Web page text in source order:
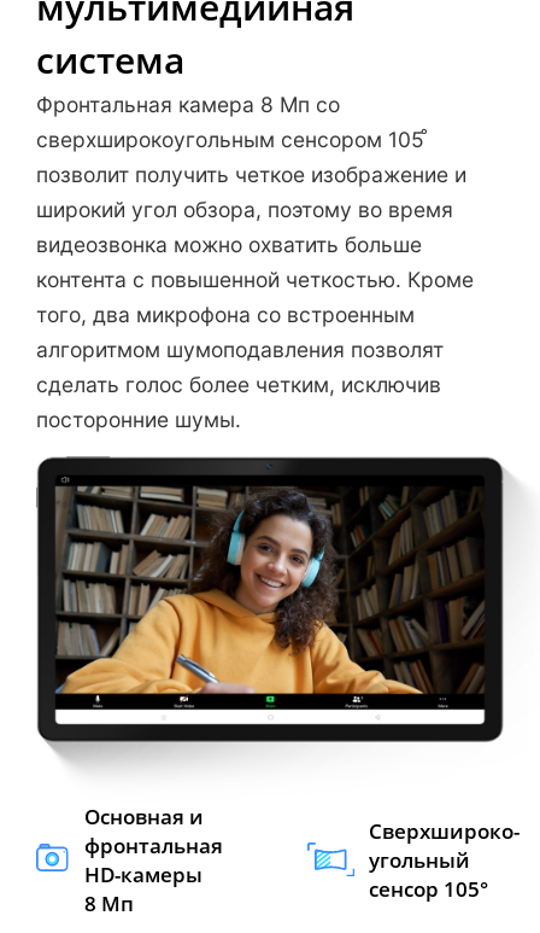
система
Фронтальная камера 8 Мп со
сверхширокоугольным сенсором 105 ̊
позволит получить четкое изображение и
широкий угол обзора, поэтому во время
видеозвонка можно охватить больше
контента с повышенной четкостью. Кроме
того, два микрофона со встроенным
алгоритмом шумоподавления позволят
сделать голос более четким, исключив
посторонние шумы.
Основная и
фронтальная
HD-камеры
8 Мп
Сверхшироко-
угольный
сенсор 105°